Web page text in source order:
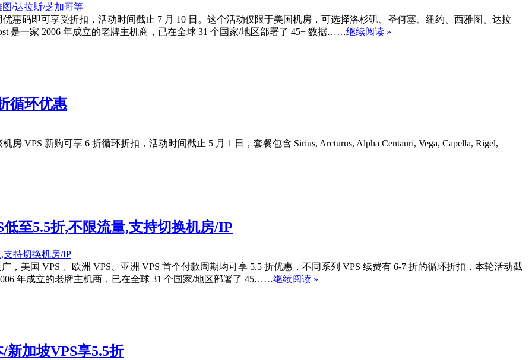
优惠码即可享受折扣，活动时间截止 7 月 10 日。这个活动仅限于美国机房，可选择洛杉矶、圣何塞、纽约、西雅图、达拉
是一家 2006 年成立的老牌主机商，已在全球 31 个国家/地区部署了 45+ 数据……继续阅读 »
循环优惠
VPS 新购可享 6 折循环折扣，活动时间截止 5 月 1 日，套餐包含 Sirius, Arcturus, Alpha Centauri, Vega, Capella, Rigel,
至5.5折,不限流量,支持切换机房/IP
，美国 VPS 、欧洲 VPS、亚洲 VPS 首个付款周期均可享 5.5 折优惠，不同系列 VPS 续费有 6-7 折的循环折扣，本轮活动截
年成立的老牌主机商，已在全球 31 个国家/地区部署了 45……继续阅读 »
新加坡VPS享5.5折